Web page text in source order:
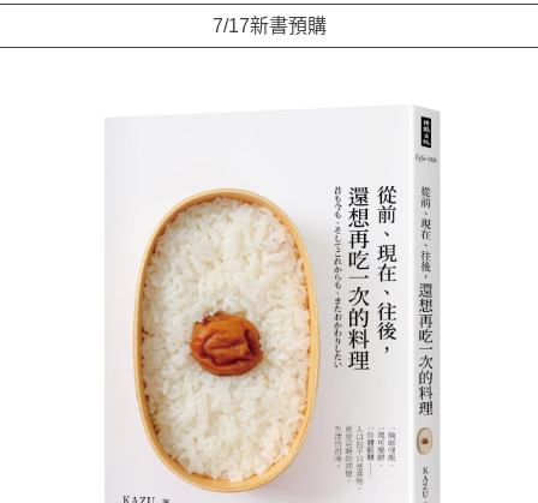
7/17新書預購